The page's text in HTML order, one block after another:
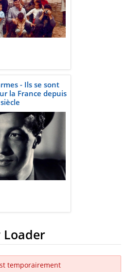
- Ils se sont
la France depuis
Loader
temporairement